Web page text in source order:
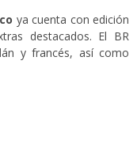
ya cuenta con edición
destacados. El BR
y francés, así como